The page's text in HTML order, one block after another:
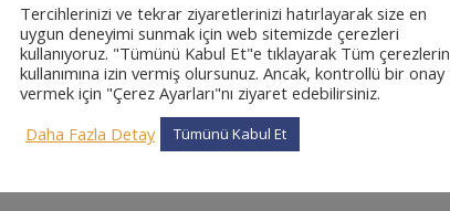
CEVAPLAR
Tercihlerinizi ve tekrar ziyaretlerinizi hatırlayarak size en
uygun deneyimi sunmak için web sitemizde çerezleri
kullanıyoruz. "Tümünü Kabul Et"e tıklayarak Tüm çerezlerin
kullanımına izin vermiş olursunuz. Ancak, kontrollü bir onay
vermek için "Çerez Ayarları"nı ziyaret edebilirsiniz.
Daha Fazla Detay
Tümünü Kabul Et